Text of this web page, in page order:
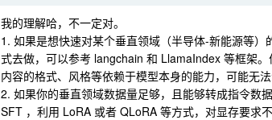
我的理解哈，不一定对。
1. 如果是想快速对某个垂直领域（半导体-新能源等
式去做，可以参考 langchain 和 LlamaIndex 等框架
内容的格式、风格等依赖于模型本身的能力，可能无法
2. 如果你的垂直领域数据量足够，且能够转成指令数
SFT ，利用 LoRA 或者 QLoRA 等方式，对显存要求